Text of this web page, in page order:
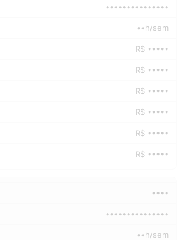
•••••••••••••••
••h/sem
R$ •••••
R$ •••••
R$ •••••
R$ •••••
R$ •••••
R$ •••••
••••
•••••••••••••••
••h/sem